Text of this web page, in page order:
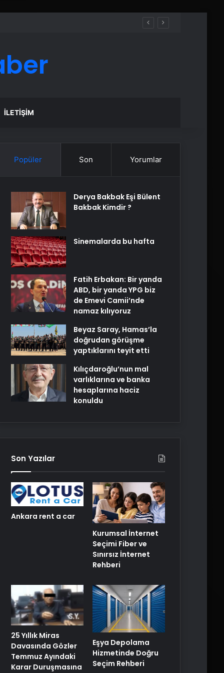
İLETIŞIM
Popüler Son Yorumlar
Derya Bakbak Eşi Bülent
Bakbak Kimdir ?
Sinemalarda bu hafta
Fatih Erbakan: Bir yanda
ABD, bir yanda YPG biz
de Emevi Camii’nde
namaz kılıyoruz
Beyaz Saray, Hamas’la
doğrudan görüşme
yaptıklarını teyit etti
Kılıçdaroğlu’nun mal
varlıklarına ve banka
hesaplarına haciz
konuldu
Son Yazılar
Ankara rent a car
Kurumsal İnternet
Seçimi Fiber ve
Sınırsız İnternet
Rehberi
25 Yıllık Miras
Davasında Gözler
Temmuz Ayındaki
Karar Duruşmasına
Eşya Depolama
Hizmetinde Doğru
Seçim Rehberi